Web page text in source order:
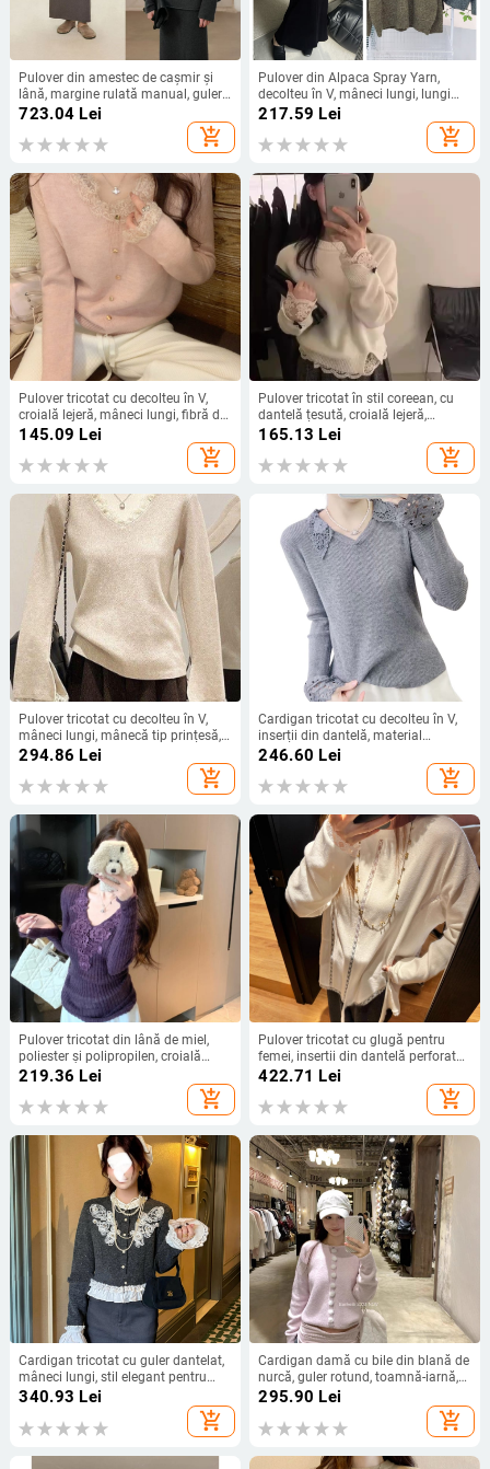
Pulover din amestec de cașmir și
lână, margine rulată manual, guler
rotund, mâneci lungi
723.04 Lei
add_shopping_cart
Pulover din Alpaca Spray Yarn,
decolteu în V, mâneci lungi, lungime
standard, tricot gros — stil casual
217.59 Lei
add_shopping_cart
Pulover tricotat cu decolteu în V,
croială lejeră, mâneci lungi, fibră de
viscoză
145.09 Lei
add_shopping_cart
Pulover tricotat în stil coreean, cu
dantelă țesută, croială lejeră,
mâneci lungi, guler rotund, amestec
viscose 50–70%, grosime medie
165.13 Lei
add_shopping_cart
Pulover tricotat cu decolteu în V,
mâneci lungi, mânecă tip prințesă,
amestec viscose-poliester 79/21
294.86 Lei
add_shopping_cart
Cardigan tricotat cu decolteu în V,
inserții din dantelă, material
poliester, croială dreaptă, mâneci
246.60 Lei
add_shopping_cart
Pulover tricotat din lână de miel,
poliester și polipropilen, croială
slim-fit, guler polo
219.36 Lei
add_shopping_cart
Pulover tricotat cu glugă pentru
femei, insertii din dantelă perforată
și margine neregulată, mâneci
lungi, guler rotund, foarte moale
422.71 Lei
add_shopping_cart
Cardigan tricotat cu guler dantelat,
mâneci lungi, stil elegant pentru
naveta zilnică, primăvara 2026
340.93 Lei
add_shopping_cart
Cardigan damă cu bile din blană de
nurcă, guler rotund, toamnă-iarnă,
amestec bumbac-viscoză, croială
lejeră, închidere cu trei nasturi
295.90 Lei
add_shopping_cart